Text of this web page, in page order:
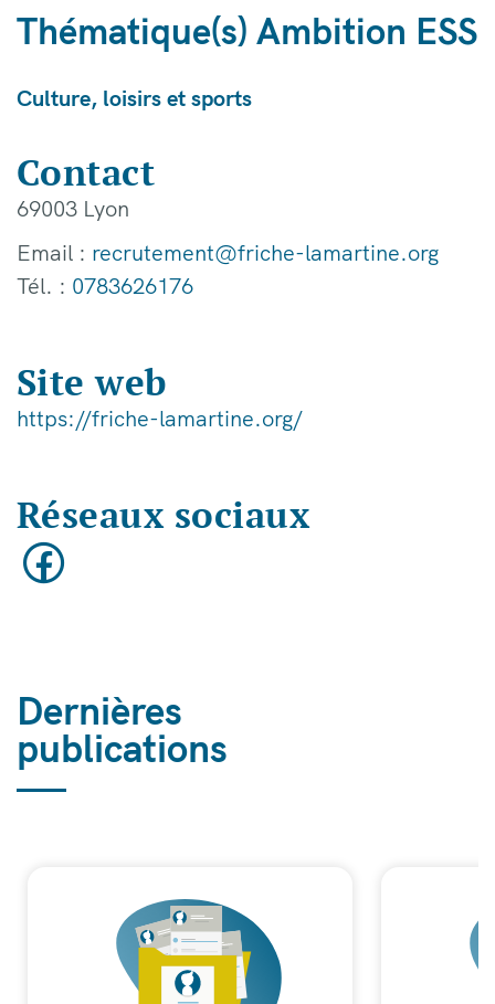
Thématique(s) Ambition ESS
Culture, loisirs et sports
Contact
69003 Lyon
Email : recrutement@friche-lamartine.org
Tél. : 0783626176
Site web
https://friche-lamartine.org/
Réseaux sociaux
Dernières
publications